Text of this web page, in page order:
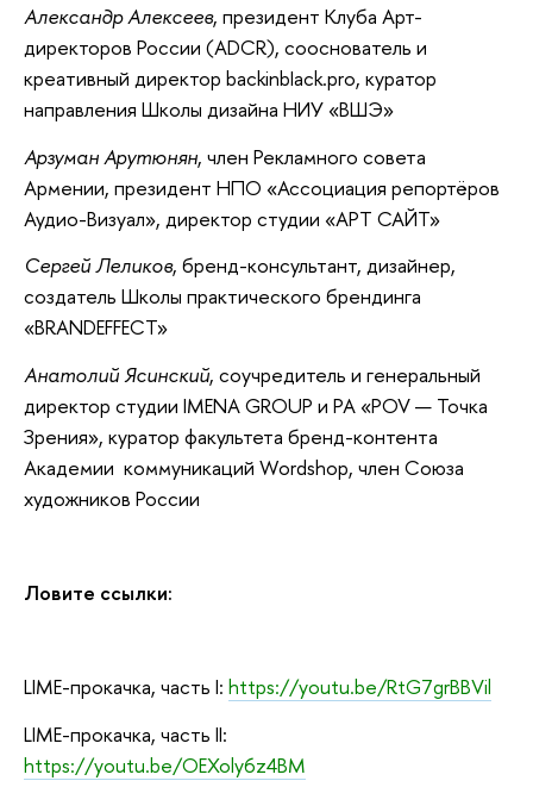
Александр Алексеев, президент Клуба Арт-
директоров России (ADCR), сооснователь и
креативный директор backinbIack.pro, куратор
направления Школы дизайна НИУ «ВШЭ»
Арзуман Арутюнян, член Рекламного совета
Армении, президент HПO «Ассоциация репортёров
Аудио-Визуал», директор студии «АРТ САЙТ»
Сергей Леликов, бренд-консультант, дизайнер,
создатель Школы практического брендинга
«BRANDEFFECT»
Анатолий Ясинский, соучредитель и генеральный
директор студии IMENA GROUP и РА «POV — Точка
Зрения», куратор факультета бренд-контента
Академии коммуникаций Wordshop, член Союза
художников России
Ловите ссылки:
LIME-прокачка, часть I: https://youtu.be/RtG7grBBVil
LIME-прокачка, часть II:
https://youtu.be/OEXoly6z4BM